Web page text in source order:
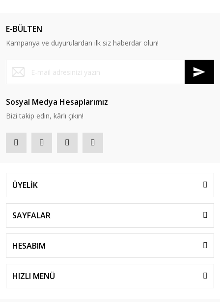
E-BÜLTEN
Kampanya ve duyurulardan ilk siz haberdar olun!
Sosyal Medya Hesaplarımız
Bizi takip edin, kârlı çıkın!
ÜYELİK
SAYFALAR
HESABIM
HIZLI MENÜ